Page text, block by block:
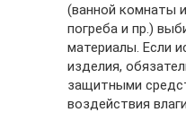
(ванной комнаты
погреба и пр.)
материалы. Если
изделия,
защитными
воздействия